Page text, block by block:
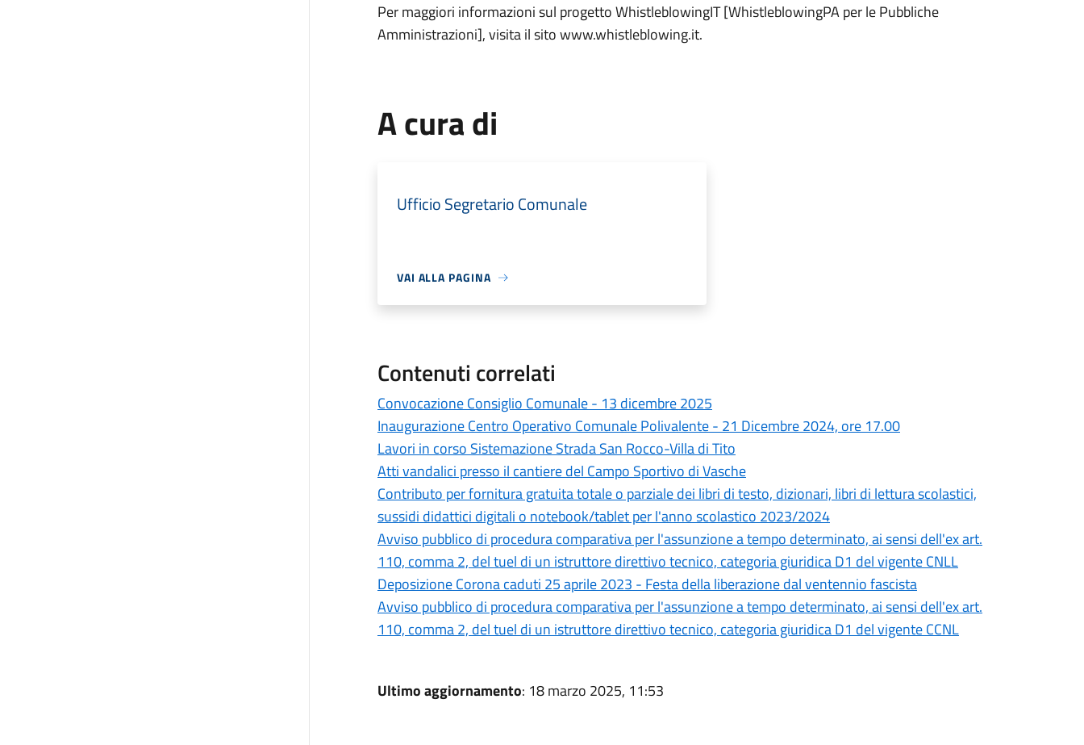
Per maggiori informazioni sul progetto WhistleblowingIT [WhistleblowingPA per le Pubbliche
Amministrazioni], visita il sito www.whistleblowing.it.
A cura di
Ufficio Segretario Comunale
VAI ALLA PAGINA
Contenuti correlati
Convocazione Consiglio Comunale - 13 dicembre 2025
Inaugurazione Centro Operativo Comunale Polivalente - 21 Dicembre 2024, ore 17.00
Lavori in corso Sistemazione Strada San Rocco-Villa di Tito
Atti vandalici presso il cantiere del Campo Sportivo di Vasche
Contributo per fornitura gratuita totale o parziale dei libri di testo, dizionari, libri di lettura scolastici,
sussidi didattici digitali o notebook/tablet per l'anno scolastico 2023/2024
Avviso pubblico di procedura comparativa per l'assunzione a tempo determinato, ai sensi dell'ex art.
110, comma 2, del tuel di un istruttore direttivo tecnico, categoria giuridica D1 del vigente CNLL
Deposizione Corona caduti 25 aprile 2023 - Festa della liberazione dal ventennio fascista
Avviso pubblico di procedura comparativa per l'assunzione a tempo determinato, ai sensi dell'ex art.
110, comma 2, del tuel di un istruttore direttivo tecnico, categoria giuridica D1 del vigente CCNL
Ultimo aggiornamento: 18 marzo 2025, 11:53